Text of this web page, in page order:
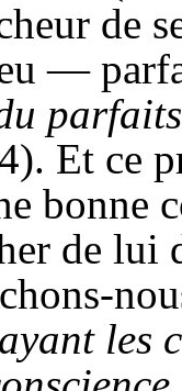
de
—
Et ce
bonne
de
ayant les